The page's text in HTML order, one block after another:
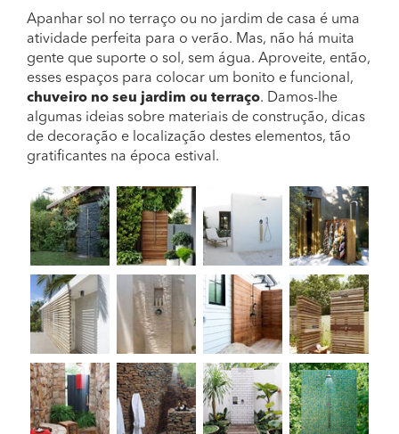
Apanhar sol no terraço ou no jardim de casa é uma
atividade perfeita para o verão. Mas, não há muita
gente que suporte o sol, sem água. Aproveite, então,
esses espaços para colocar um bonito e funcional,
chuveiro no seu jardim ou terraço. Damos-lhe
algumas ideias sobre materiais de construção, dicas
de decoração e localização destes elementos, tão
gratificantes na época estival.